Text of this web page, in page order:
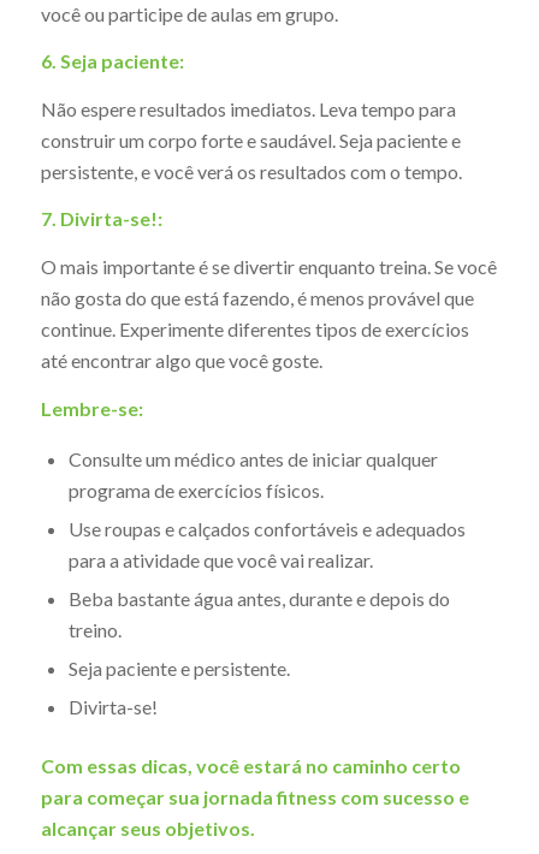
você ou participe de aulas em grupo.
6. Seja paciente:
Não espere resultados imediatos. Leva tempo para
construir um corpo forte e saudável. Seja paciente e
persistente, e você verá os resultados com o tempo.
7. Divirta-se!:
O mais importante é se divertir enquanto treina. Se você
não gosta do que está fazendo, é menos provável que
continue. Experimente diferentes tipos de exercícios
até encontrar algo que você goste.
Lembre-se:
Consulte um médico antes de iniciar qualquer
programa de exercícios físicos.
Use roupas e calçados confortáveis e adequados
para a atividade que você vai realizar.
Beba bastante água antes, durante e depois do
treino.
Seja paciente e persistente.
Divirta-se!
Com essas dicas, você estará no caminho certo
para começar sua jornada fitness com sucesso e
alcançar seus objetivos.